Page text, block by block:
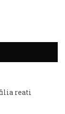
reati